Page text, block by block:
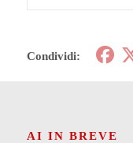
Condividi:
AI IN BREVE